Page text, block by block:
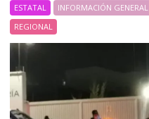
ESTATAL INFORMACIÓN GENERAL
REGIONAL